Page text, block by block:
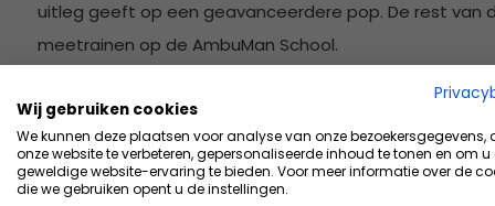
uitleg geeft op een geavanceerdere pop. De rest van
meetrainen op de AmbuMan School.
Inhoud
10x oefenpoppen
10x 2 extra luchtwegen
Wij gebruiken cookies
We kunnen deze plaatsen voor analyse van onze bezoekersgegevens,
onze website te verbeteren, gepersonaliseerde inhoud te tonen en om u
geweldige website-ervaring te bieden. Voor meer informatie over de
die we gebruiken opent u de instellingen.